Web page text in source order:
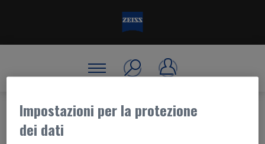
Impostazioni per la protezione
dei dati